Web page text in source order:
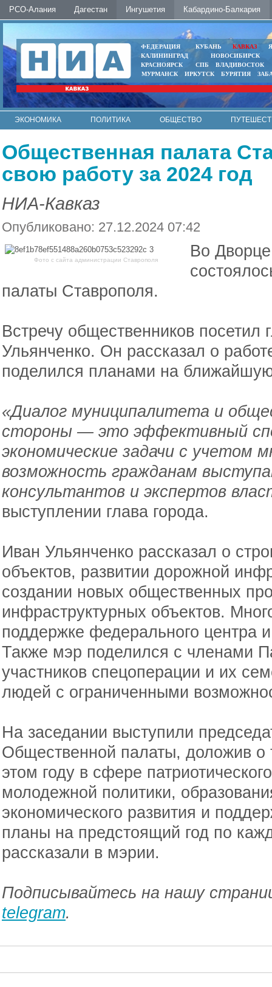
РСО-Алания Дагестан Ингушетия Кабардино-Балкария
ФЕДЕРАЦИЯ КУБАНЬ КАВКАЗ
КАЛИНИНГРАД
НОВОСИБИРСК
КРАСНОЯРСК
СПБ
ВЛАДИВОСТОК
МУРМАНСК
ИРКУТСК БУРЯТИЯ
ЭКОНОМИКА ПОЛИТИКА ОБЩЕСТВО
Общественная палата
свою работу за 2024 год
НИА-Кавказ
Опубликовано: 27.12.2024 07:42
Фото с сайта администрации Ставрополя
Во Дворце
палаты Ставрополя.
Встречу общественников посетил
Ульянченко. Он рассказал о
поделился планами на ближайшую
«Диалог муниципалитета и
стороны — это эффективный
экономические задачи с учетом
возможность гражданам
консультантов и экспертов
выступлении глава города.
Иван Ульянченко рассказал о
объектов, развитии дорожной
создании новых общественных
инфраструктурных объектов.
поддержке федерального центра
Также мэр поделился с членами
участников спецоперации и их
людей с ограниченными
На заседании выступили
Общественной палаты, доложив о
этом году в сфере
молодежной политики,
экономического развития и
планы на предстоящий год по
рассказали в мэрии.
Подписывайтесь на нашу
telegram.